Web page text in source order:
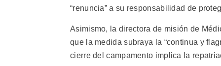
“renuncia” a su responsabilidad de
Asimismo, la directora de misión de
que la medida subraya la “continua y
cierre del campamento implica la